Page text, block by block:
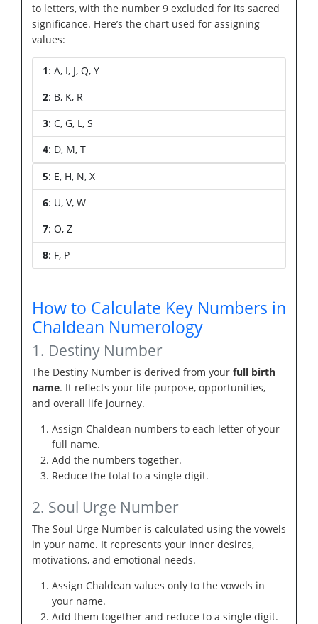
to letters, with the number 9 excluded for its sacred
significance. Here’s the chart used for assigning
values:
1: A, I, J, Q, Y
2: B, K, R
3: C, G, L, S
4: D, M, T
5: E, H, N, X
6: U, V, W
7: O, Z
8: F, P
How to Calculate Key Numbers in
Chaldean Numerology
1. Destiny Number
The Destiny Number is derived from your full birth
name. It reflects your life purpose, opportunities,
and overall life journey.
Assign Chaldean numbers to each letter of your
full name.
Add the numbers together.
Reduce the total to a single digit.
2. Soul Urge Number
The Soul Urge Number is calculated using the vowels
in your name. It represents your inner desires,
motivations, and emotional needs.
Assign Chaldean values only to the vowels in
your name.
Add them together and reduce to a single digit.